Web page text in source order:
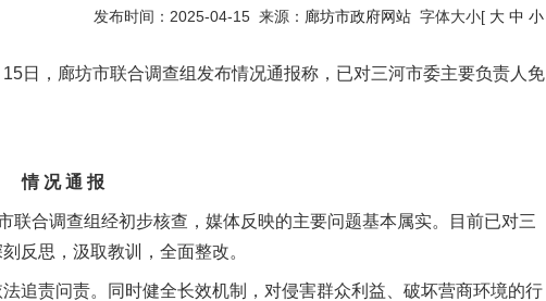
发布时间：2025-04-15 来源： 廊坊市政府网站 字体大小[ 大 中 小
，廊坊市联合调查组发布情况通报称，已对三河市委主要负责人免
情 况 通 报
合调查组经初步核查，媒体反映的主要问题基本属实。目前已对三
反思，汲取教训，全面整改。
责问责。同时健全长效机制，对侵害群众利益、破坏营商环境的行